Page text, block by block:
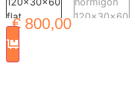
€ 800,00